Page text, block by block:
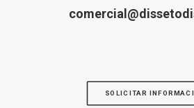
SOLICITAR